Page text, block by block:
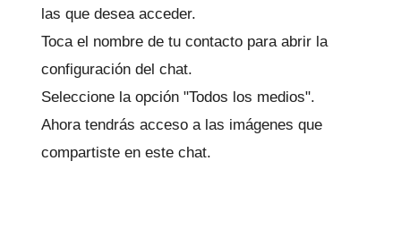
las que desea acceder.
Toca el nombre de tu contacto para abrir la
configuración del chat.
Seleccione la opción "Todos los medios".
Ahora tendrás acceso a las imágenes que
compartiste en este chat.